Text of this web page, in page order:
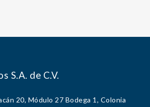
S.A. de C.V.
20, Módulo 27 Bodega 1, Colonia